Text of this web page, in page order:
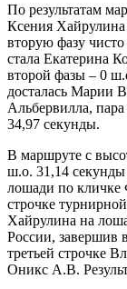
По результатам
Ксения
вторую фазу
стала Екатерина
второй фазы – 0
досталась Марии
Альбервилла,
34,97 секунды.
В маршруте с
ш.о. 31,14
лошади по кличке
строчке
Хайрулина на
России, завершив
третьей строчке
Оникс А.В.